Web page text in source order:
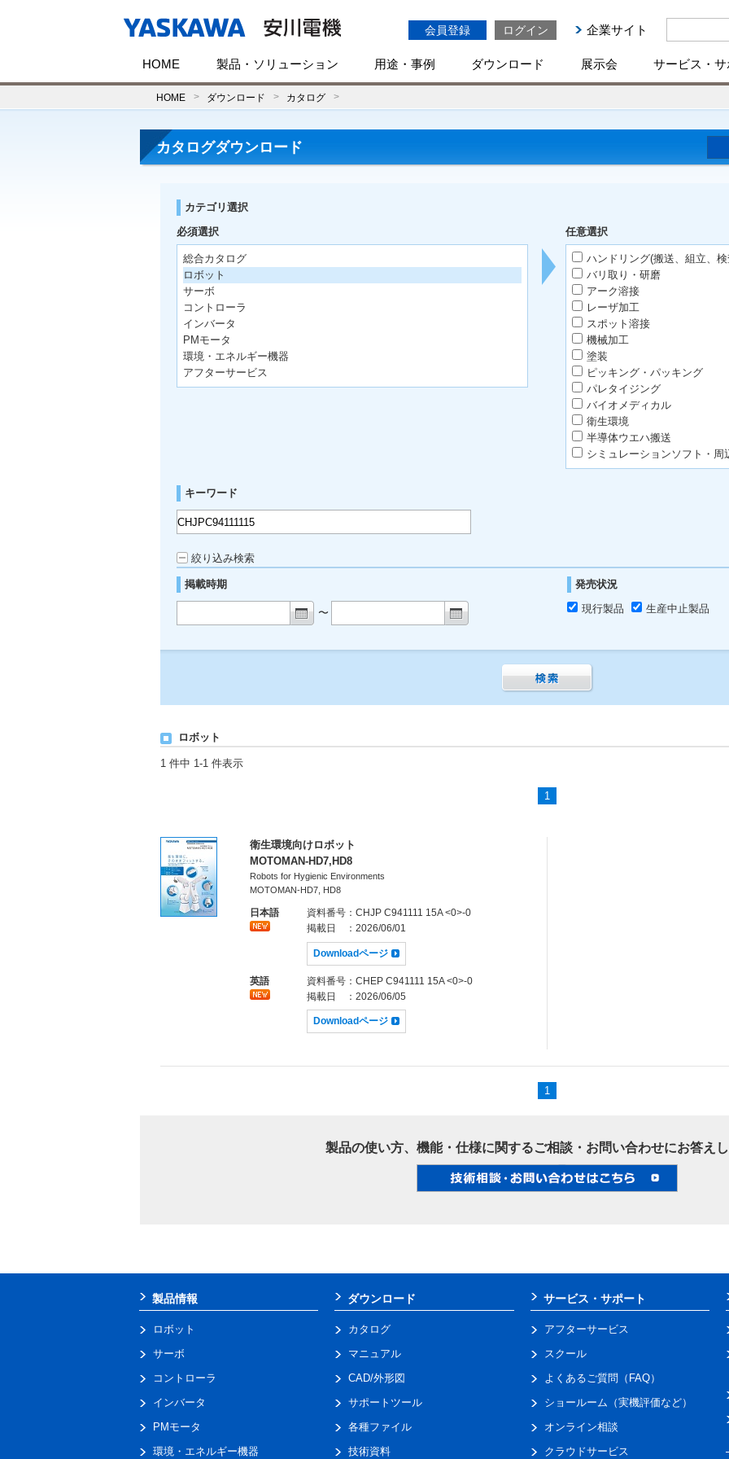
会員登録 ログイン 企業サイト
HOME 製品・ソリューション 用途・事例 ダウンロード 展示会 サービス・
HOME ダウンロード カタログ
カタログダウンロード
カテゴリ選択
必須選択
総合カタログ
ロボット
サーボ
コントローラ
インバータ
PMモータ
環境・エネルギー機器
アフターサービス
任意選択
ハンドリング(搬送、組立、
バリ取り・研磨
アーク溶接
レーザ加工
スポット溶接
機械加工
塗装
ピッキング・パッキング
パレタイジング
バイオメディカル
衛生環境
半導体ウエハ搬送
シミュレーションソフト・周
キーワード
絞り込み検索
掲載時期
〜
発売状況
現行製品
生産中止製品
ロボット
1 件中 1-1 件表示
1
衛生環境向けロボット
MOTOMAN-HD7,HD8
Robots for Hygienic Environments
MOTOMAN-HD7, HD8
日本語 資料番号 ：CHJP C941111 15A <0>-0
掲載日
：2026/06/01
Downloadページ
英語 資料番号 ：CHEP C941111 15A <0>-0
掲載日
：2026/06/05
Downloadページ
1
製品の使い方、機能・仕様に関するご相談・お問い合わせにお答え
製品情報
ロボット
サーボ
コントローラ
インバータ
PMモータ
環境・エネルギー機器
ダウンロード
カタログ
マニュアル
CAD/外形図
サポートツール
各種ファイル
技術資料
サービス・サポート
アフターサービス
スクール
よくあるご質問（FAQ）
ショールーム（実機評価など）
オンライン相談
クラウドサービス